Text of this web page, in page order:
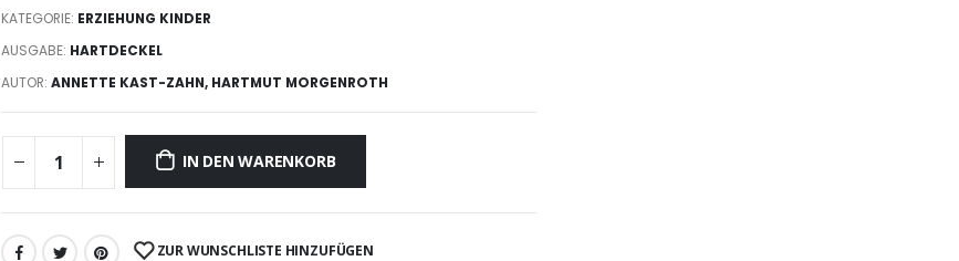
KATEGORIE: ERZIEHUNG KINDER
AUSGABE: HARTDECKEL
AUTOR: ANNETTE KAST-ZAHN, HARTMUT MORGENROTH
IN DEN WARENKORB
ZUR WUNSCHLISTE HINZUFÜGEN